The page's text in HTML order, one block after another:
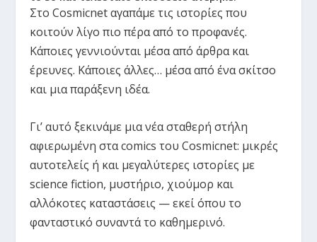
Στο Cosmicnet αγαπάμε τις ιστορίες που
κοιτούν λίγο πιο πέρα από το προφανές.
Κάποιες γεννιούνται μέσα από άρθρα και
έρευνες. Κάποιες άλλες… μέσα από ένα σκίτσο
και μια παράξενη ιδέα.
Γι’ αυτό ξεκινάμε μια νέα σταθερή στήλη
αφιερωμένη στα comics του Cosmicnet: μικρές
αυτοτελείς ή και μεγαλύτερες ιστορίες με
science fiction, μυστήριο, χιούμορ και
αλλόκοτες καταστάσεις — εκεί όπου το
φανταστικό συναντά το καθημερινό.